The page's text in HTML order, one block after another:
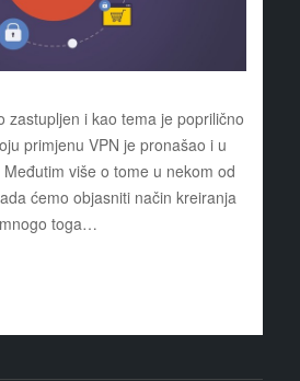
zastupljen i kao tema je poprilično
primjenu VPN je pronašao i u
više o tome u nekom od
ćemo objasniti način kreiranja
toga…